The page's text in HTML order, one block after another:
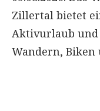
Zillertal bietet
Aktivurlaub und
Wandern, Biken